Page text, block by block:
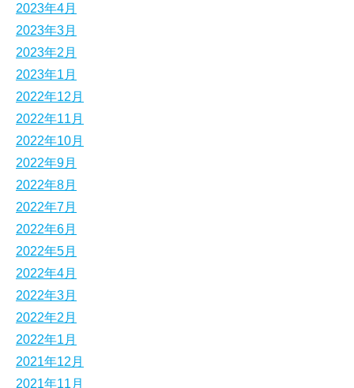
2023年4月
2023年3月
2023年2月
2023年1月
2022年12月
2022年11月
2022年10月
2022年9月
2022年8月
2022年7月
2022年6月
2022年5月
2022年4月
2022年3月
2022年2月
2022年1月
2021年12月
2021年11月